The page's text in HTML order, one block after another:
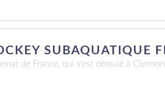
SUBAQUATIQUE
de France, qui s'est déroulé à